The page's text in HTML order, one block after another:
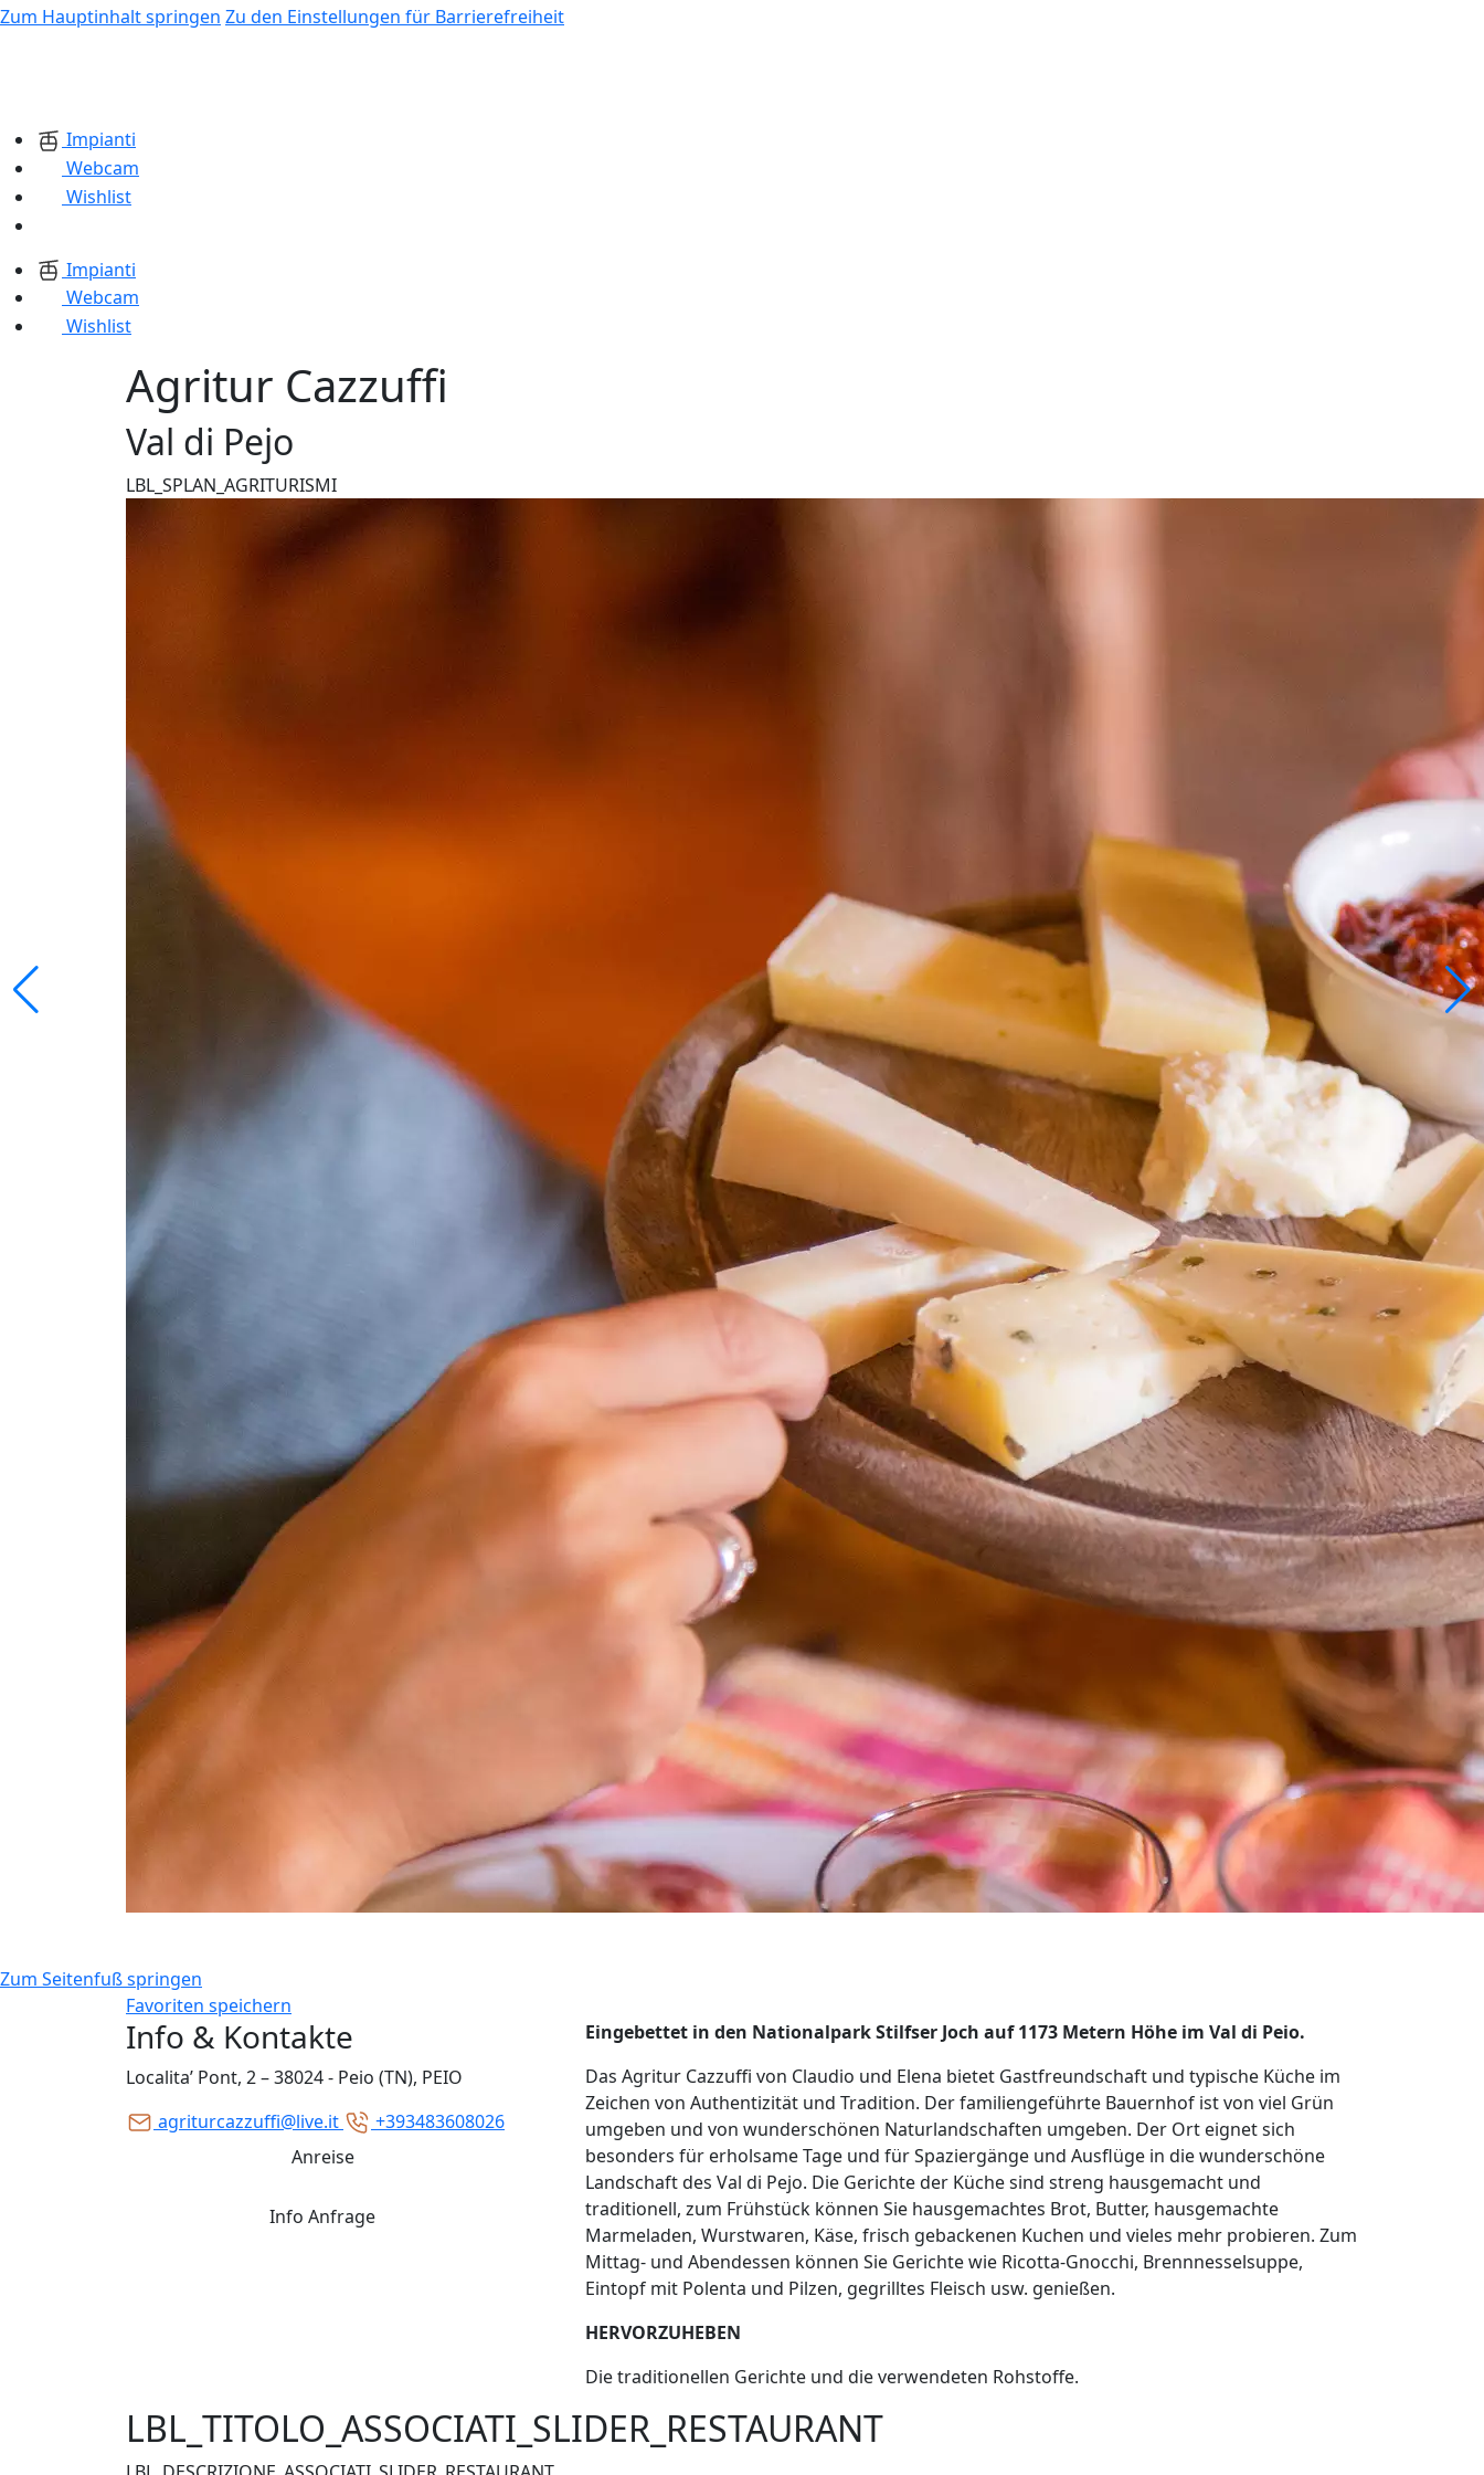
Zum Hauptinhalt springen Zu den Einstellungen für Barrierefreiheit
Impianti
Webcam
Wishlist
Impianti
Webcam
Wishlist
Agritur Cazzuffi
Val di Pejo
LBL_SPLAN_AGRITURISMI
Zum Seitenfuß springen
Favoriten speichern
Info & Kontakte
Localita’ Pont, 2 – 38024 - Peio (TN), PEIO
agriturcazzuffi@live.it
+393483608026
Anreise
Info Anfrage
Eingebettet in den Nationalpark Stilfser Joch auf 1173 Metern Höhe im Val di Peio.
Das Agritur Cazzuffi von Claudio und Elena bietet Gastfreundschaft und typische Küche im
Zeichen von Authentizität und Tradition. Der familiengeführte Bauernhof ist von viel Grün
umgeben und von wunderschönen Naturlandschaften umgeben. Der Ort eignet sich
besonders für erholsame Tage und für Spaziergänge und Ausflüge in die wunderschöne
Landschaft des Val di Pejo. Die Gerichte der Küche sind streng hausgemacht und
traditionell, zum Frühstück können Sie hausgemachtes Brot, Butter, hausgemachte
Marmeladen, Wurstwaren, Käse, frisch gebackenen Kuchen und vieles mehr probieren. Zum
Mittag- und Abendessen können Sie Gerichte wie Ricotta-Gnocchi, Brennnesselsuppe,
Eintopf mit Polenta und Pilzen, gegrilltes Fleisch usw. genießen.
HERVORZUHEBEN
Die traditionellen Gerichte und die verwendeten Rohstoffe.
LBL_TITOLO_ASSOCIATI_SLIDER_RESTAURANT